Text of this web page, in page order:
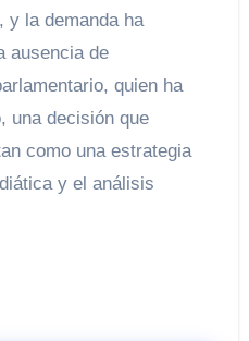
y la demanda ha
ausencia de
quien ha
una decisión que
como una estrategia
y el análisis